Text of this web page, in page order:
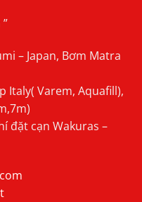
– Japan, Bơm Matra
Italy( Varem, Aquafill),
đặt cạn Wakuras –